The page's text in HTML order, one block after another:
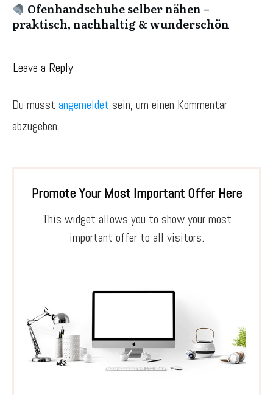
Ofenhandschuhe selber nähen –
praktisch, nachhaltig & wunderschön
Leave a Reply
Du musst angemeldet sein, um einen Kommentar
abzugeben.
Promote Your Most Important Offer Here
This widget allows you to show your most
important offer to all visitors.